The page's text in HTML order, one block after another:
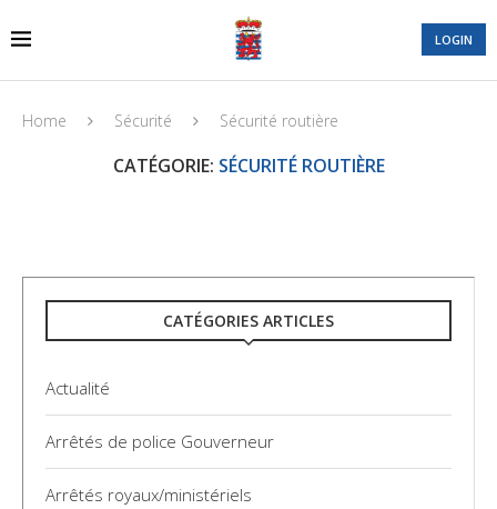
LOGIN
Home Sécurité Sécurité routière
CATÉGORIE: SÉCURITÉ ROUTIÈRE
CATÉGORIES ARTICLES
Actualité
Arrêtés de police Gouverneur
Arrêtés royaux/ministériels